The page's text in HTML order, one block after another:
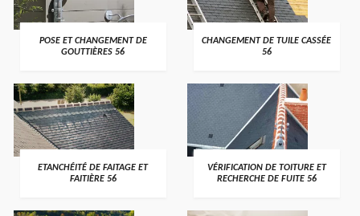
>
POSE ET CHANGEMENT DE
GOUTTIÈRES 56
>
CHANGEMENT DE TUILE CASSÉE
56
>
ETANCHÉITÉ DE FAITAGE ET
FAITIÈRE 56
>
VÉRIFICATION DE TOITURE ET
RECHERCHE DE FUITE 56